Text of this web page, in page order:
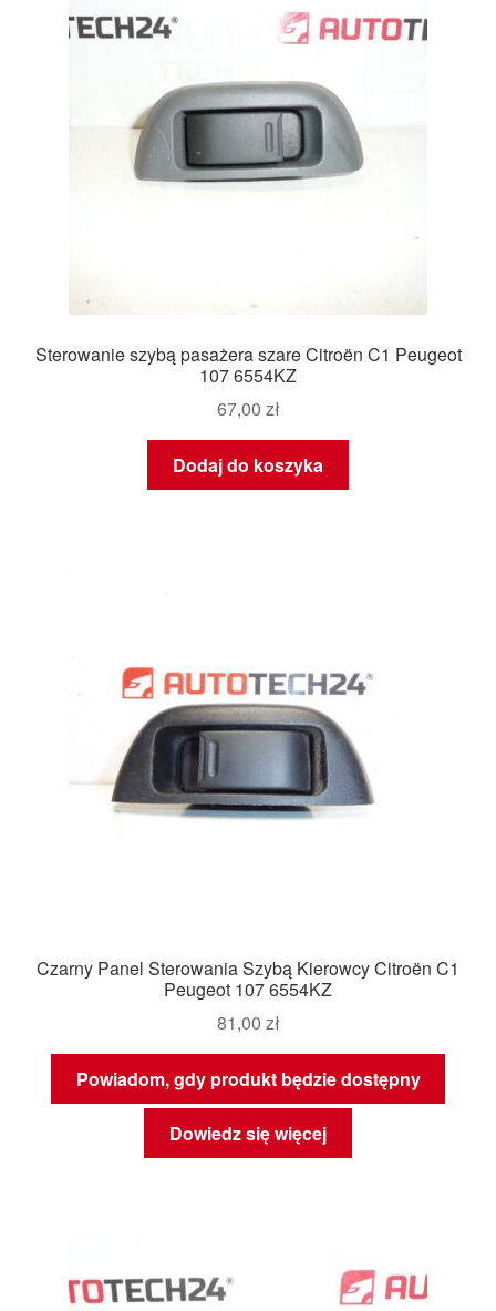
Sterowanie szybą pasażera szare Citroën C1 Peugeot
107 6554KZ
67,00 zł
Dodaj do koszyka
Czarny Panel Sterowania Szybą Kierowcy Citroën C1
Peugeot 107 6554KZ
81,00 zł
Powiadom, gdy produkt będzie dostępny
Dowiedz się więcej